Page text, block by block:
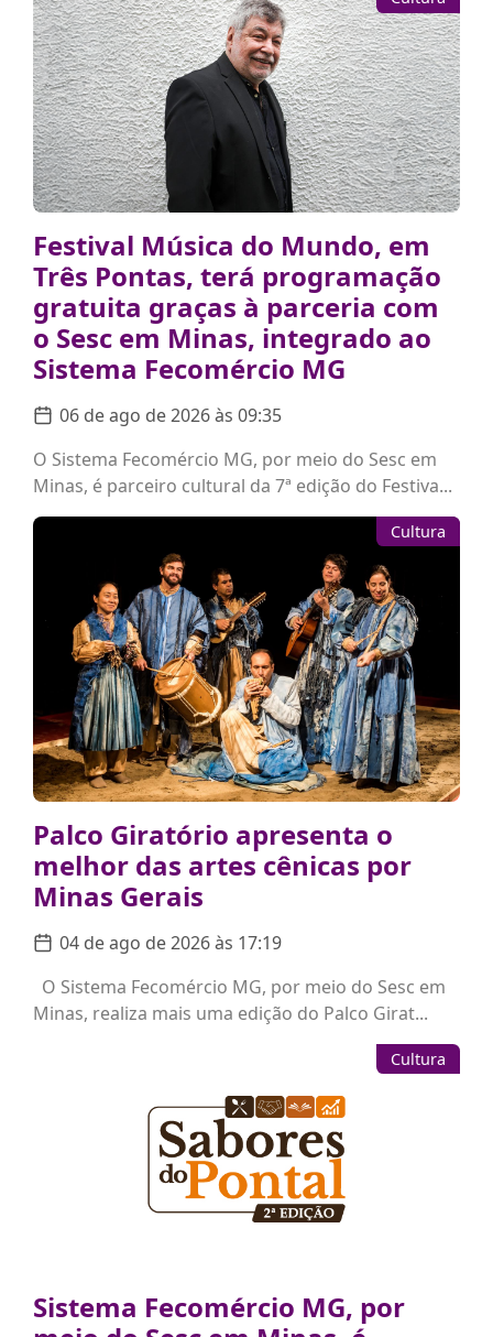
Festival Música do Mundo, em
Três Pontas, terá programação
gratuita graças à parceria com
o Sesc em Minas, integrado ao
Sistema Fecomércio MG
06 de ago de 2026 às 09:35
O Sistema Fecomércio MG, por meio do Sesc em
Minas, é parceiro cultural da 7ª edição do Festiva...
Cultura
Palco Giratório apresenta o
melhor das artes cênicas por
Minas Gerais
04 de ago de 2026 às 17:19
O Sistema Fecomércio MG, por meio do Sesc em
Minas, realiza mais uma edição do Palco Girat...
Cultura
Sistema Fecomércio MG, por